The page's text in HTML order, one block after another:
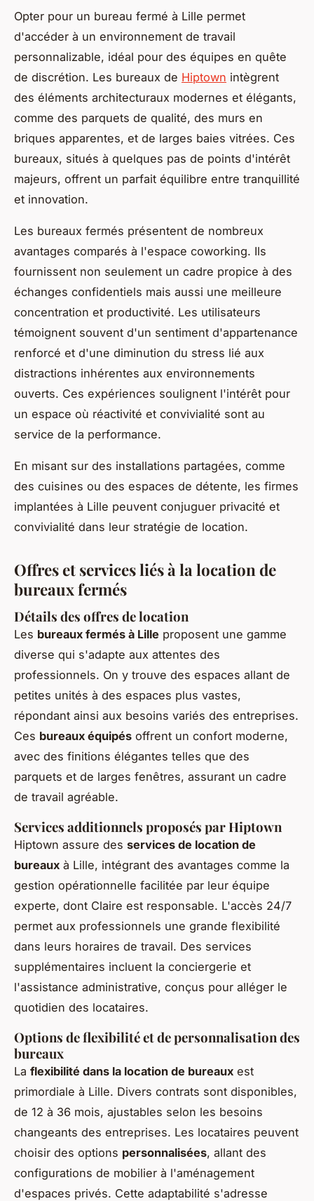
Opter pour un bureau fermé à Lille permet
d'accéder à un environnement de travail
personnalizable, idéal pour des équipes en quête
de discrétion. Les bureaux de Hiptown intègrent
des éléments architecturaux modernes et élégants,
comme des parquets de qualité, des murs en
briques apparentes, et de larges baies vitrées. Ces
bureaux, situés à quelques pas de points d'intérêt
majeurs, offrent un parfait équilibre entre tranquillité
et innovation.
Les bureaux fermés présentent de nombreux
avantages comparés à l'espace coworking. Ils
fournissent non seulement un cadre propice à des
échanges confidentiels mais aussi une meilleure
concentration et productivité. Les utilisateurs
témoignent souvent d'un sentiment d'appartenance
renforcé et d'une diminution du stress lié aux
distractions inhérentes aux environnements
ouverts. Ces expériences soulignent l'intérêt pour
un espace où réactivité et convivialité sont au
service de la performance.
En misant sur des installations partagées, comme
des cuisines ou des espaces de détente, les firmes
implantées à Lille peuvent conjuguer privacité et
convivialité dans leur stratégie de location.
Offres et services liés à la location de
bureaux fermés
Détails des offres de location
Les bureaux fermés à Lille proposent une gamme
diverse qui s'adapte aux attentes des
professionnels. On y trouve des espaces allant de
petites unités à des espaces plus vastes,
répondant ainsi aux besoins variés des entreprises.
Ces bureaux équipés offrent un confort moderne,
avec des finitions élégantes telles que des
parquets et de larges fenêtres, assurant un cadre
de travail agréable.
Services additionnels proposés par Hiptown
Hiptown assure des services de location de
bureaux à Lille, intégrant des avantages comme la
gestion opérationnelle facilitée par leur équipe
experte, dont Claire est responsable. L'accès 24/7
permet aux professionnels une grande flexibilité
dans leurs horaires de travail. Des services
supplémentaires incluent la conciergerie et
l'assistance administrative, conçus pour alléger le
quotidien des locataires.
Options de flexibilité et de personnalisation des
bureaux
La flexibilité dans la location de bureaux est
primordiale à Lille. Divers contrats sont disponibles,
de 12 à 36 mois, ajustables selon les besoins
changeants des entreprises. Les locataires peuvent
choisir des options personnalisées, allant des
configurations de mobilier à l'aménagement
d'espaces privés. Cette adaptabilité s'adresse